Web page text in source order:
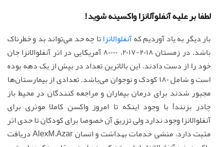
لطفا بر علیه آنفلوآلانزا واکسینه شوید!
بار دیگر به یاد آوردیم کهآنفلوالانزاتا چه حد می‌تواند بد و خطرناک
باشد. در زمستان 2018-2017، 80000 آمریکایی در اثر آنفلوالانزا جان
خود را از دست دادند. این بالاترین تعداد در بیش از یک دهه بوده
است و شامل 180 کودک و نوجوان می‌باشد. تعدادی از بیمارستان‌ها
مجبور شدند برای درمان بیماران و مراجعه کنندگان در محیط باز
چادر بزنند! با وجود اینکه تا امروز واکسن کاملا موثری برای
آنفلوالانزا وجود ندارد ولی تزریق آن خصوصا برای کودکان تا حدی اثر
مثبت دارد، منشی خدمات بهداشت و انسان AlexM.Azar دریافت